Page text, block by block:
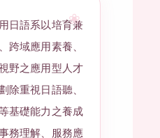
日語系以培育兼
跨域應用素養、
野之應用型人才
除重視日語聽、
基礎能力之養成
務理解、服務應